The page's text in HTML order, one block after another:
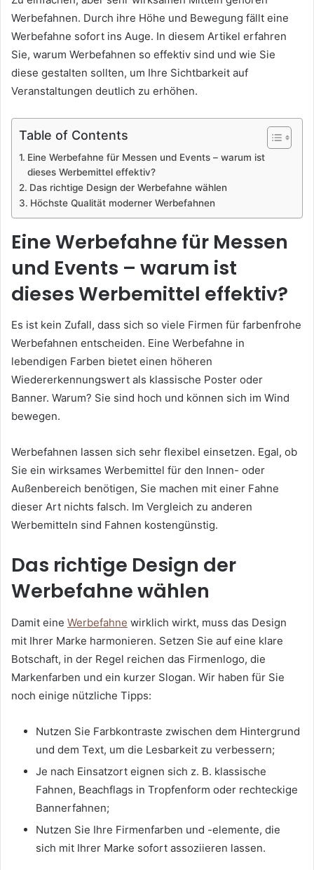
Werbefahnen. Durch ihre Höhe und Bewegung fällt eine
Werbefahne sofort ins Auge. In diesem Artikel erfahren
Sie, warum Werbefahnen so effektiv sind und wie Sie
diese gestalten sollten, um Ihre Sichtbarkeit auf
Veranstaltungen deutlich zu erhöhen.
Table of Contents
Eine Werbefahne für Messen und Events – warum ist
dieses Werbemittel effektiv?
Das richtige Design der Werbefahne wählen
Höchste Qualität moderner Werbefahnen
Eine Werbefahne für Messen
und Events – warum ist
dieses Werbemittel effektiv?
Es ist kein Zufall, dass sich so viele Firmen für farbenfrohe
Werbefahnen entscheiden. Eine Werbefahne in
lebendigen Farben bietet einen höheren
Wiedererkennungswert als klassische Poster oder
Banner. Warum? Sie sind hoch und können sich im Wind
bewegen.
Werbefahnen lassen sich sehr flexibel einsetzen. Egal, ob
Sie ein wirksames Werbemittel für den Innen- oder
Außenbereich benötigen, Sie machen mit einer Fahne
dieser Art nichts falsch. Im Vergleich zu anderen
Werbemitteln sind Fahnen kostengünstig.
Das richtige Design der
Werbefahne wählen
Damit eine Werbefahne wirklich wirkt, muss das Design
mit Ihrer Marke harmonieren. Setzen Sie auf eine klare
Botschaft, in der Regel reichen das Firmenlogo, die
Markenfarben und ein kurzer Slogan. Wir haben für Sie
noch einige nützliche Tipps:
Nutzen Sie Farbkontraste zwischen dem Hintergrund
und dem Text, um die Lesbarkeit zu verbessern;
Je nach Einsatzort eignen sich z. B. klassische
Fahnen, Beachflags in Tropfenform oder rechteckige
Bannerfahnen;
Nutzen Sie Ihre Firmenfarben und -elemente, die
sich mit Ihrer Marke sofort assoziieren lassen.